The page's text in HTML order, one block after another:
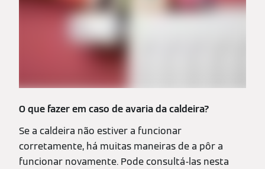
O que fazer em caso de avaria da caldeira?
Se a caldeira não estiver a funcionar
corretamente, há muitas maneiras de a pôr a
funcionar novamente. Pode consultá-las nesta